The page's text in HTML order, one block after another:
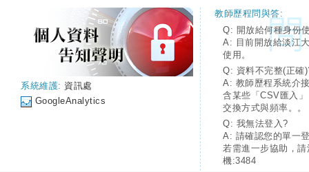
系統維護: 資訊處
GoogleAnalytics
教師歷程問與答:
Q: 開放給何種身份
A: 目前開放給淡江
使用。
Q: 資料不完整(正確
A: 教師歷程系統介
含某些「CSV匯入
交換方式與頻率。。
Q: 我無法登入?
A: 請確認您的單一
若需進一步協助，
機:3484